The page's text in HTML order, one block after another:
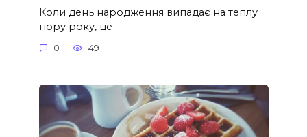
Коли день народження випадає на теплу
пору року, це
0 49